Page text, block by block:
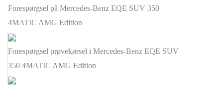
Forespørgsel på Mercedes-Benz EQE SUV 350
4MATIC AMG Edition
Forespørgsel prøvekørsel i Mercedes-Benz EQE SUV
350 4MATIC AMG Edition